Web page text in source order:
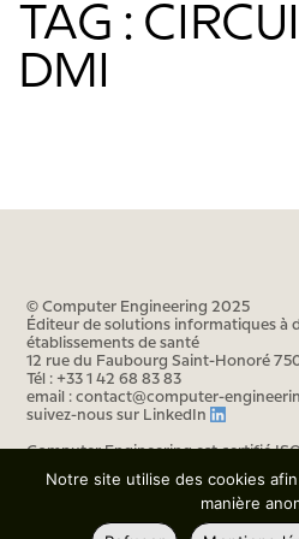
TAG :
DMI
© Computer Engineering 2025
Éditeur de solutions informatiques à
établissements de santé
12 rue du Faubourg Saint-Honoré
Tél : +33 1 42 68 83 83
email : contact@computer-
suivez-nous sur LinkedIn
Computer Engineering est certifié
Notre site utilise des cookies
manière